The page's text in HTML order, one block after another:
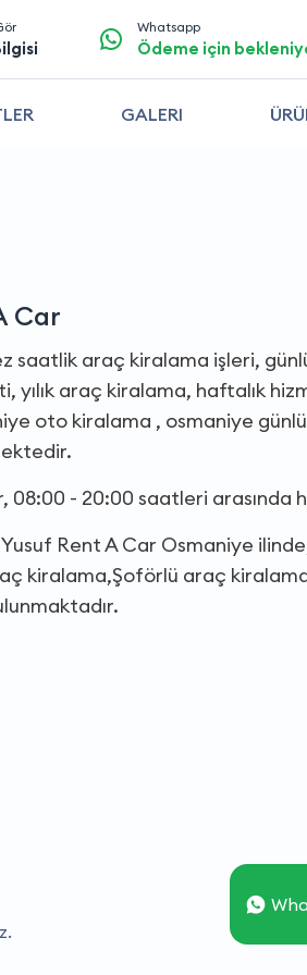
Whatsapp
Ödeme için
GALERI
Car
saatlik araç kiralama işleri,
yılık araç kiralama, haftalık
oto kiralama , osmaniye
08:00 - 20:00 saatleri
Rent A Car Osmaniye
kiralama,Şoförlü araç